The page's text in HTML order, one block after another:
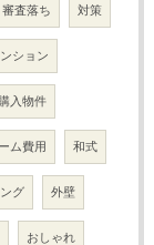
審査落ち 対策
ション
入物件
ム費用 和式
グ 外壁
おしゃれ